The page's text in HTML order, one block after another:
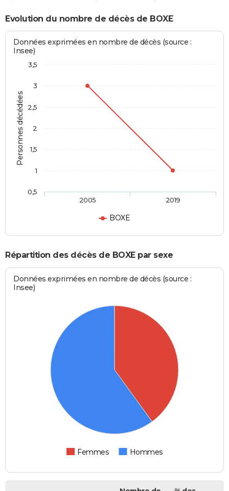
Evolution du nombre de décès de BOXE
Personnes décédées
Données exprimées en nombre de décès (source :
Insee)
BOXE
2005 2019
0,5
1
1,5
2
2,5
3
3,5
Répartition des décès de BOXE par sexe
Données exprimées en nombre de décès (source :
Insee)
Femmes Hommes